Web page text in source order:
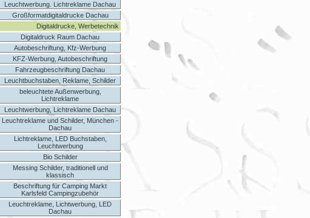
Leuchtwerbung. Lichtreklame Dachau
Großformatdigitaldrucke Dachau
Digitaldrucke, Werbetechnik
Digitaldruck Raum Dachau
Autobeschriftung, Kfz-Werbung
KFZ-Werbung, Autobeschriftung
Fahrzeugbeschriftung Dachau
Leuchtbuchstaben, Reklame, Schilder
beleuchtete Außenwerbung,
Lichtreklame
Leuchtwerbung, Lichtreklame Dachau
Leuchtreklame und Schilder, München -
Dachau
Lichtreklame, LED Buchstaben,
Leuchtwerbung
Bio Schilder
Messing Schilder, traditionell und
klassisch
Beschriftung für Camping Markt
Karlsfeld Campingzubehör
Leuchtreklame, Lichtwerbung, LED
Dachau